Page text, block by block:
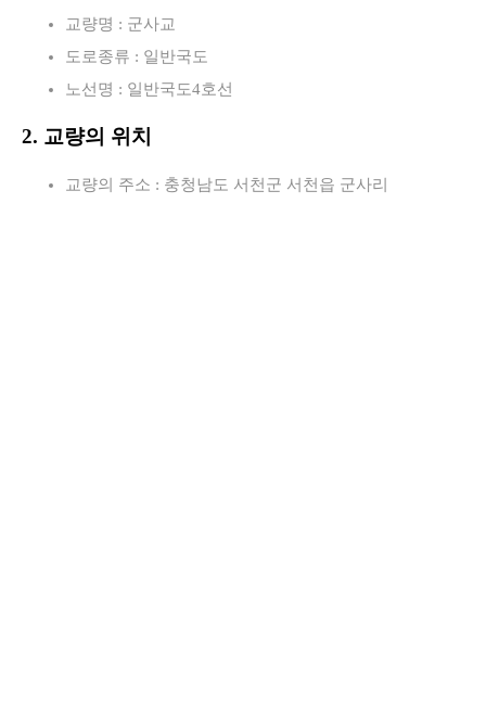
교량명 : 군사교
도로종류 : 일반국도
노선명 : 일반국도4호선
2. 교량의 위치
교량의 주소 : 충청남도 서천군 서천읍 군사리